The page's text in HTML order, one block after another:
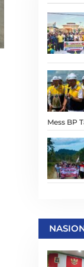
Mess BP